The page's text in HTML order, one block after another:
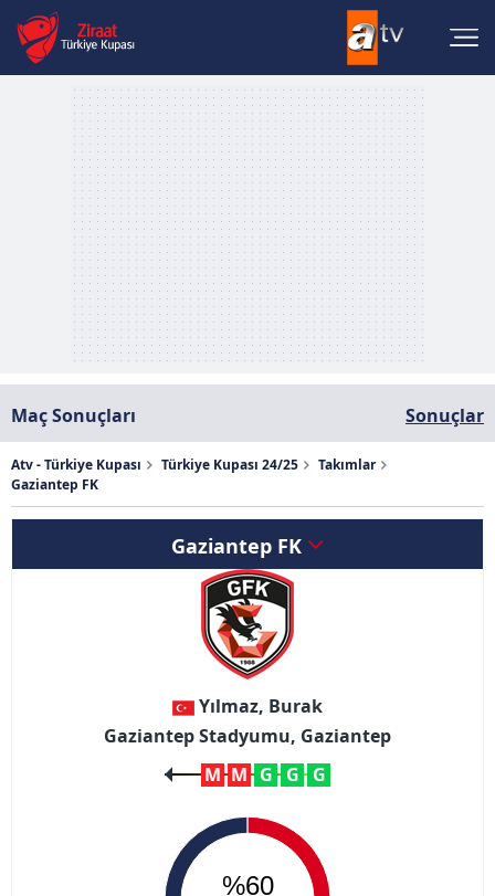
Maç Sonuçları Sonuçlar
Atv - Türkiye Kupası Türkiye Kupası 24/25
Takımlar
Gaziantep FK
Gaziantep FK
Yılmaz, Burak
Gaziantep Stadyumu, Gaziantep
M M G G G
%60